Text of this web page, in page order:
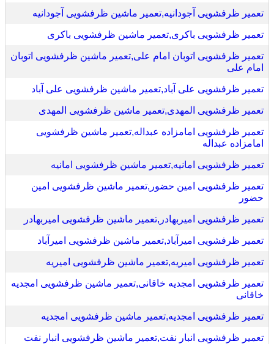
تعمیر ظرفشویی آجودانیه,تعمیر ماشین ظرفشویی آجودانیه
تعمیر ظرفشویی باکری,تعمیر ماشین ظرفشویی باکری
تعمیر ظرفشویی اتوبان امام علی,تعمیر ماشین ظرفشویی اتوبان
امام علی
تعمیر ظرفشویی علی آباد,تعمیر ماشین ظرفشویی علی آباد
تعمیر ظرفشویی المهدی,تعمیر ماشین ظرفشویی المهدی
تعمیر ظرفشویی امامزاده عبداله,تعمیر ماشین ظرفشویی
امامزاده عبداله
تعمیر ظرفشویی امانیه,تعمیر ماشین ظرفشویی امانیه
تعمیر ظرفشویی امین حضور,تعمیر ماشین ظرفشویی امین
حضور
تعمیر ظرفشویی امیربهادر,تعمیر ماشین ظرفشویی امیربهادر
تعمیر ظرفشویی امیرآباد,تعمیر ماشین ظرفشویی امیرآباد
تعمیر ظرفشویی امیریه,تعمیر ماشین ظرفشویی امیریه
تعمیر ظرفشویی امجدیه خاقانی,تعمیر ماشین ظرفشویی امجدیه
خاقانی
تعمیر ظرفشویی امجدیه,تعمیر ماشین ظرفشویی امجدیه
تعمیر ظرفشویی انبار نفت,تعمیر ماشین ظرفشویی انبار نفت